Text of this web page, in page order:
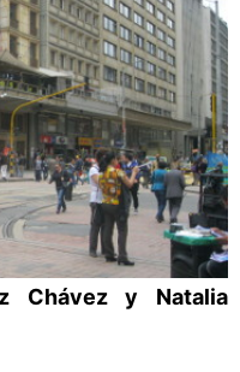
Chávez y Natalia